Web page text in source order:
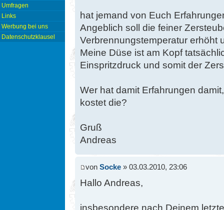
Umfragen
Links
Werbung bei uns
Datenschutzklausel
hat jemand von Euch
Angeblich soll die feiner
Verbrennungstemperatur erhöht
Meine Düse ist am Kopf
Einspritzdruck und somit der
Wer hat damit Erfahrungen
kostet die?
Gruß
Andreas
von Socke » 03.03.2010, 23:06
Hallo Andreas,
insbesondere nach Deinem